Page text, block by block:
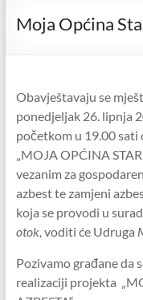
mrežna
Moja Općina
Obavještavaju se
ponedjeljak 26. lipnja
početkom u 19.00
„MOJA OPĆINA
vezanim za
azbest te zamjeni
koja se provodi u
otok, voditi će Udruga
Pozivamo građane da
realizaciji projekta